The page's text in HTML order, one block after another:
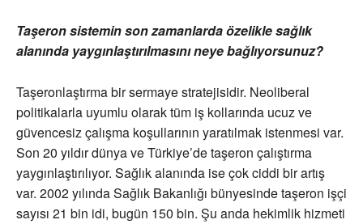
Taşeron sistemin son zamanlarda özelikle sağlık
alanında yaygınlaştırılmasını neye bağlıyorsunuz?
Taşeronlaştırma bir sermaye stratejisidir. Neoliberal
politikalarla uyumlu olarak tüm iş kollarında ucuz ve
güvencesiz çalışma koşullarının yaratılmak istenmesi var.
Son 20 yıldır dünya ve Türkiye’de taşeron çalıştırma
yaygınlaştırılıyor. Sağlık alanında ise çok ciddi bir artış
var. 2002 yılında Sağlık Bakanlığı bünyesinde taşeron işçi
sayısı 21 bin idi, bugün 150 bin. Şu anda hekimlik hizmeti